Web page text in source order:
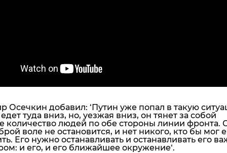
Осечкин добавил: ‘Путин уже попал в такую
туда вниз, но, уезжая вниз, он тянет за собой
количество людей по обе стороны линии фронта.
воле не остановится, и нет никого, кто бы мог
Его нужно останавливать и останавливать его
и его, и его ближайшее окружение‘.